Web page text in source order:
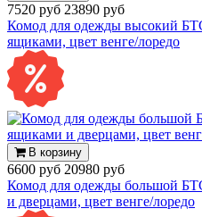
7520 руб 23890 руб
Комод для одежды высокий
ящиками, цвет венге/лоредо
В корзину
6600 руб 20980 руб
Комод для одежды большой
и дверцами, цвет венге/лоредо